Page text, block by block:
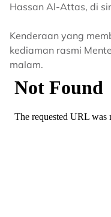
Hassan Al-Attas, di
Kenderaan yang
kediaman rasmi
malam.